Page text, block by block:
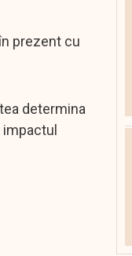
prezent cu
determina